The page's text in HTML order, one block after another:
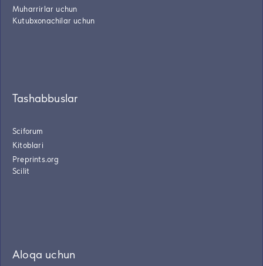
Muharrirlar uchun
Kutubxonachilar uchun
Tashabbuslar
Sciforum
Kitoblari
Preprints.org
Scilit
Aloqa uchun